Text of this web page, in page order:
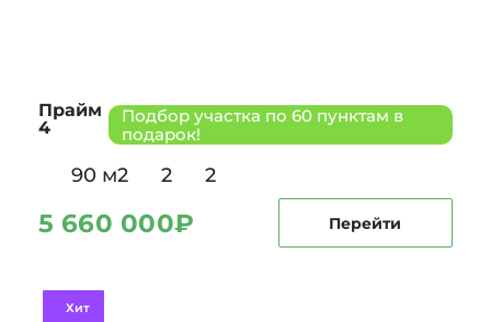
Прайм
4
Подбор участка по 60 пунктам в
подарок!
90 м2 2 2
5 660 000₽ Перейти
Хит